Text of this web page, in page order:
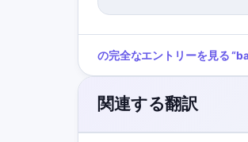
の完全なエントリーを見る“
関連する翻訳